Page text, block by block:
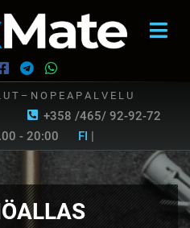
+358 /465/ 92-92-72
T – N O P E A P A L V E L U
- 20:00 FI |